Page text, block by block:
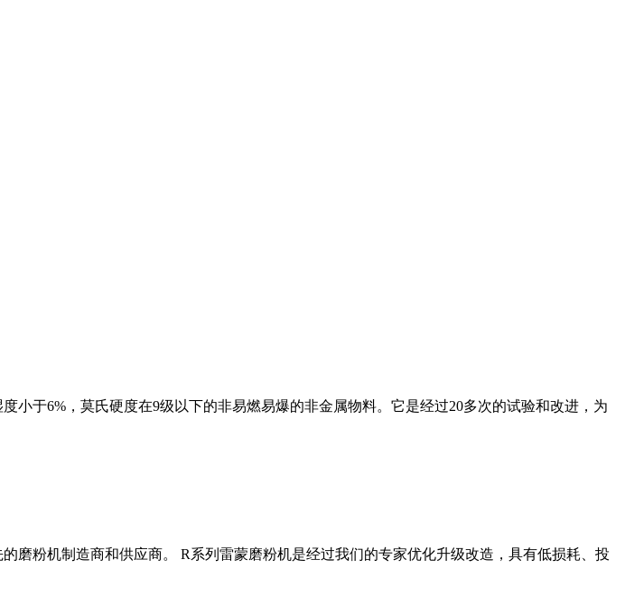
于6%，莫氏硬度在9级以下的非易燃易爆的非金属物料。它是经过20多次的试验和改进，为
磨粉机制造商和供应商。 R系列雷蒙磨粉机是经过我们的专家优化升级改造，具有低损耗、投